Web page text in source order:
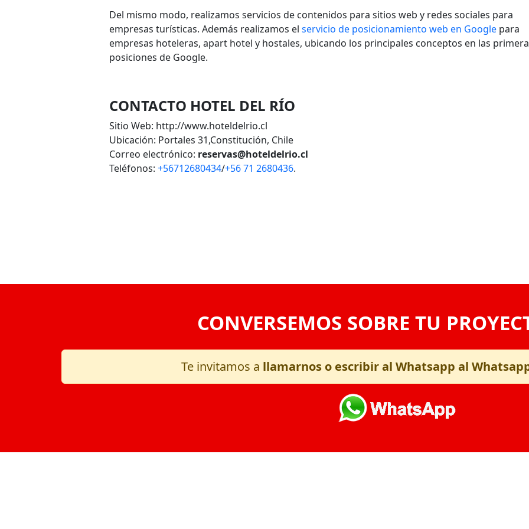
Del mismo modo, realizamos servicios de contenidos para sitios web y redes sociales para
empresas turísticas. Además realizamos elservicio de posicionamiento web en Google para
empresas hoteleras, apart hotel y hostales, ubicando los principales conceptos en las
posiciones de Google.
CONTACTO HOTEL DEL RÍO
Sitio Web: http://www.hoteldelrio.cl
Ubicación: Portales 31,Constitución, Chile
Correo electrónico: reservas@hoteldelrio.cl
Teléfonos:+56712680434/+56 71 2680436.
CONVERSEMOS SOBRE TU
Te invitamos a llamarnos o escribir al Whatsapp al